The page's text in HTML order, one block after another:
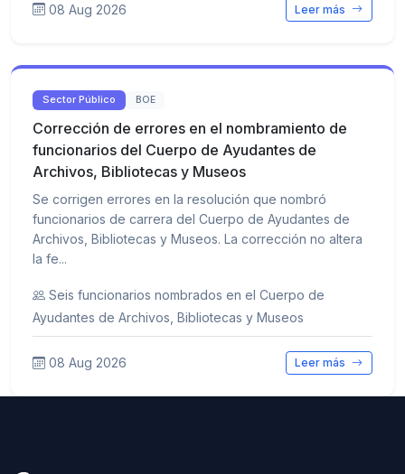
08 Aug 2026 Leer más
Sector Público BOE
Corrección de errores en el nombramiento de
funcionarios del Cuerpo de Ayudantes de
Archivos, Bibliotecas y Museos
Se corrigen errores en la resolución que nombró
funcionarios de carrera del Cuerpo de Ayudantes de
Archivos, Bibliotecas y Museos. La corrección no altera
la fe...
Seis funcionarios nombrados en el Cuerpo de
Ayudantes de Archivos, Bibliotecas y Museos
08 Aug 2026 Leer más